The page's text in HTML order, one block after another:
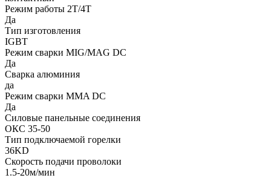
Режим работы 2Т/4Т
Да
Тип изготовления
IGBT
Режим сварки MIG/MAG DC
Да
Сварка алюминия
да
Режим сварки MMA DC
Да
Силовые панельные соединения
ОКС 35-50
Тип подключаемой горелки
36KD
Скорость подачи проволоки
1.5-20м/мин